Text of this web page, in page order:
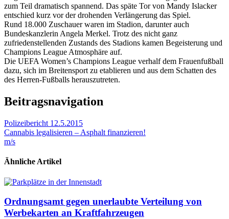
zum Teil dramatisch spannend. Das späte Tor von Mandy Islacker
entschied kurz vor der drohenden Verlängerung das Spiel.
Rund 18.000 Zuschauer waren im Stadion, darunter auch
Bundeskanzlerin Angela Merkel. Trotz des nicht ganz
zufriedenstellenden Zustands des Stadions kamen Begeisterung und
Champions League Atmosphäre auf.
Die UEFA Women’s Champions League verhalf dem Frauenfußball
dazu, sich im Breitensport zu etablieren und aus dem Schatten des
des Herren-Fußballs herauszutreten.
Beitragsnavigation
Polizeibericht 12.5.2015
Cannabis legalisieren – Asphalt finanzieren!
m/s
Ähnliche Artikel
Ordnungsamt gegen unerlaubte Verteilung von
Werbekarten an Kraftfahrzeugen